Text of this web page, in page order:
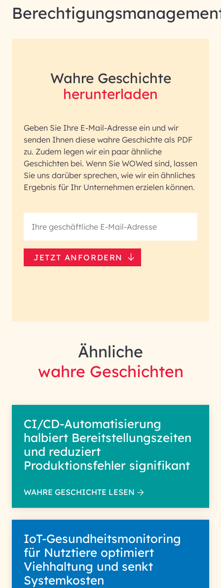
Wahre Geschichte
herunterladen
Geben Sie Ihre E-Mail-Adresse ein und wir
senden Ihnen diese wahre Geschichte als PDF
zu. Zudem legen wir ein paar ähnliche
Geschichten bei. Wenn Sie WOWed sind, lassen
Sie uns darüber sprechen, wie wir ein ähnliches
Ergebnis für Ihr Unternehmen erzielen können.
JETZT ANFORDERN
Ähnliche
wahre Geschichten
CI/CD-Automatisierung
halbiert Bereitstellungszeiten
und reduziert
Produktionsfehler signifikant
WAHRE GESCHICHTE LESEN
IoT-Gesundheitsmonitoring
für Nutztiere optimiert
Viehhaltung und senkt
Systemkosten